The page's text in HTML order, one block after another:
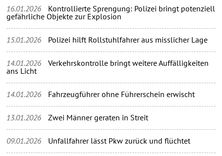
16.01.2026
Kontrollierte Sprengung: Polizei bringt potenziell
gefährliche Objekte zur Explosion
15.01.2026 Polizei hilft Rollstuhlfahrer aus misslicher Lage
14.01.2026
Verkehrskontrolle bringt weitere Auffälligkeiten
ans Licht
14.01.2026 Fahrzeugführer ohne Führerschein erwischt
13.01.2026 Zwei Männer geraten in Streit
09.01.2026 Unfallfahrer lässt Pkw zurück und flüchtet